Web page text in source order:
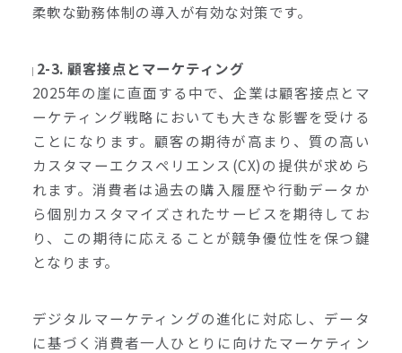
柔軟な勤務体制の導入が有効な対策です。
2-3. 顧客接点とマーケティング
2025年の崖に直面する中で、企業は顧客接点とマ
ーケティング戦略においても大きな影響を受ける
ことになります。顧客の期待が高まり、質の高い
カスタマーエクスペリエンス(CX)の提供が求めら
れます。消費者は過去の購入履歴や行動データか
ら個別カスタマイズされたサービスを期待してお
り、この期待に応えることが競争優位性を保つ鍵
となります。
デジタルマーケティングの進化に対応し、データ
に基づく消費者一人ひとりに向けたマーケティン